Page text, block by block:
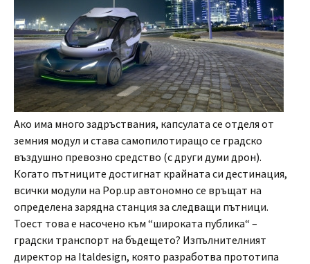
Ако има много задръствания, капсулата се отделя от
земния модул и става самопилотиращо се градско
въздушно превозно средство (с други думи дрон).
Когато пътниците достигнат крайната си дестинация,
всички модули на Pop.up автономно се връщат на
определена зарядна станция за следващи пътници.
Тоест това е насочено към “широката публика“ –
градски транспорт на бъдещето? Изпълнителният
директор на Italdesign, която разработва прототипа